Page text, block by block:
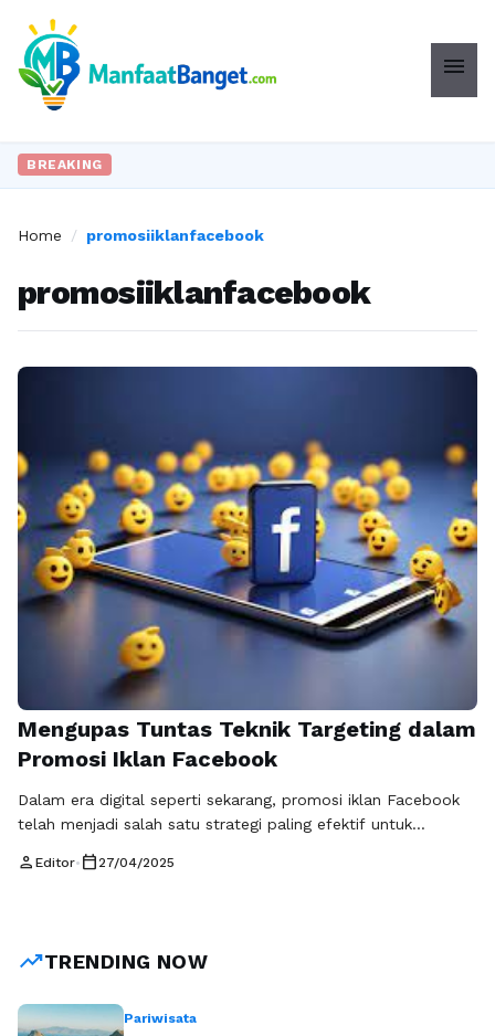
menu
BREAKING
Home / promosiiklanfacebook
promosiiklanfacebook
Mengupas Tuntas Teknik Targeting dalam
Promosi Iklan Facebook
Dalam era digital seperti sekarang, promosi iklan Facebook
telah menjadi salah satu strategi paling efektif untuk
media sosial yang menawarkan fitur iklan, Facebook tetap
mengoptimalkan pengeluaran …
person Editor• calendar_today 27/04/2025
trending_upTRENDING NOW
Pariwisata